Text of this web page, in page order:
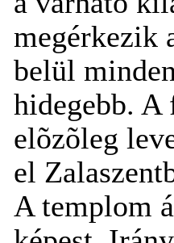
megérkezik
belül
hidegebb. A
elõzõleg
el
A templom